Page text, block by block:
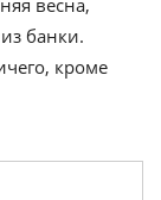
банки.
кроме